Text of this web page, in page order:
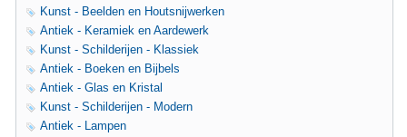
Kunst - Beelden en Houtsnijwerken
Antiek - Keramiek en Aardewerk
Kunst - Schilderijen - Klassiek
Antiek - Boeken en Bijbels
Antiek - Glas en Kristal
Kunst - Schilderijen - Modern
Antiek - Lampen